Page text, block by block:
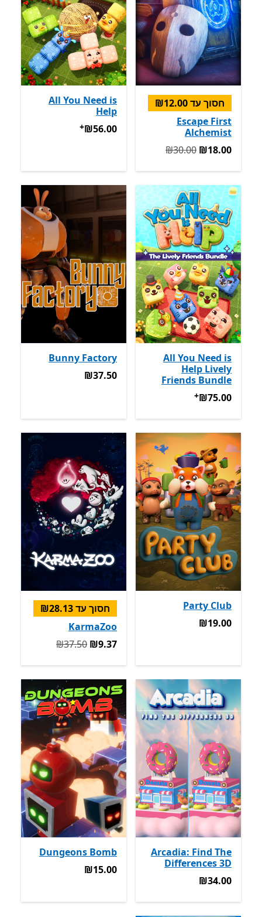
חסוך עד ‪₪12.00‬
Escape First
Alchemist
המקורי ‪₪30.00‬ עכשיו ‪₪18.00‬ ‪₪30.00‬ ‪₪18.00‬
All You Need is
Help
‪₪56.00‬מבצעים על רכישת‪₪56.00‬
+
All You Need is
Help Lively
Friends Bundle
‪₪75.00‬מבצעים על רכישת אפליקציות‪₪75.00‬
+
Bunny Factory
‪₪37.50‬
‪₪37.50‬
Party Club
‪₪19.00‬
‪₪19.00‬
חסוך עד ‪₪28.13‬
KarmaZoo
המקורי ‪₪37.50‬ עכשיו ‪₪9.37‬ ‪₪37.50‬ ‪₪9.37‬
Arcadia: Find The
Differences 3D
‪₪34.00‬
‪₪34.00‬
Dungeons Bomb
‪₪15.00‬
‪₪15.00‬